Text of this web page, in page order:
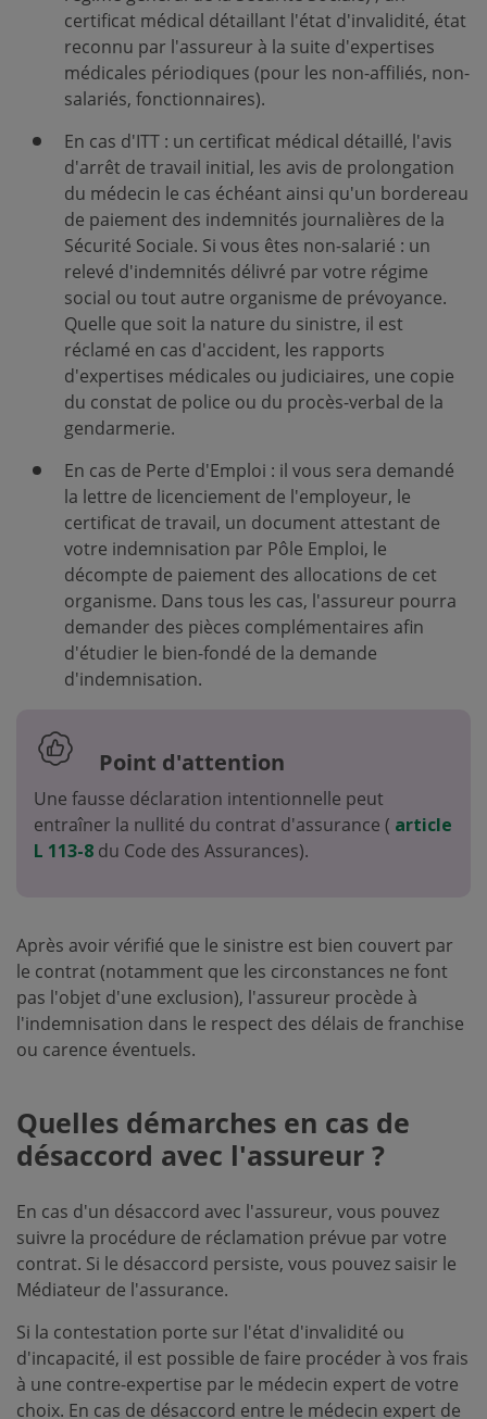
certificat médical détaillant l'état d'invalidité, état
reconnu par l'assureur à la suite d'expertises
médicales périodiques (pour les non-affiliés, non-
salariés, fonctionnaires).
En cas d'ITT : un certificat médical détaillé, l'avis
d'arrêt de travail initial, les avis de prolongation
du médecin le cas échéant ainsi qu'un bordereau
de paiement des indemnités journalières de la
Sécurité Sociale. Si vous êtes non-salarié : un
relevé d'indemnités délivré par votre régime
social ou tout autre organisme de prévoyance.
Quelle que soit la nature du sinistre, il est
réclamé en cas d'accident, les rapports
d'expertises médicales ou judiciaires, une copie
du constat de police ou du procès-verbal de la
gendarmerie.
En cas de Perte d'Emploi : il vous sera demandé
la lettre de licenciement de l'employeur, le
certificat de travail, un document attestant de
votre indemnisation par Pôle Emploi, le
décompte de paiement des allocations de cet
organisme. Dans tous les cas, l'assureur pourra
demander des pièces complémentaires afin
d'étudier le bien-fondé de la demande
d'indemnisation.
Point d'attention
Une fausse déclaration intentionnelle peut
entraîner la nullité du contrat d'assurance ( article
L 113-8 du Code des Assurances).
Après avoir vérifié que le sinistre est bien couvert par
le contrat (notamment que les circonstances ne font
pas l'objet d'une exclusion), l'assureur procède à
l'indemnisation dans le respect des délais de franchise
ou carence éventuels.
Quelles démarches en cas de
désaccord avec l'assureur ?
En cas d'un désaccord avec l'assureur, vous pouvez
suivre la procédure de réclamation prévue par votre
contrat. Si le désaccord persiste, vous pouvez saisir le
Médiateur de l'assurance.
Si la contestation porte sur l'état d'invalidité ou
d'incapacité, il est possible de faire procéder à vos frais
à une contre-expertise par le médecin expert de votre
choix. En cas de désaccord entre le médecin expert de